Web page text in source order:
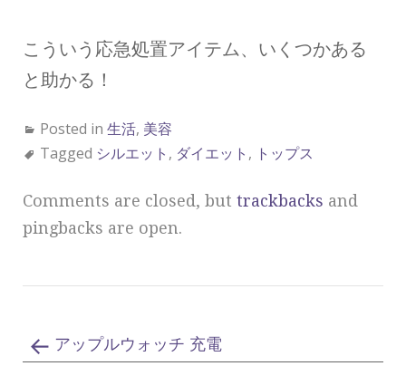
こういう応急処置アイテム、いくつかある
と助かる！
Posted in 生活, 美容
Tagged シルエット , ダイエット , トップス
Comments are closed, but trackbacks and
pingbacks are open.
アップルウォッチ 充電